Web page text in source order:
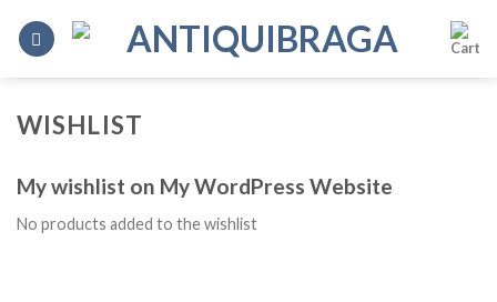
WISHLIST
My wishlist on My WordPress Website
No products added to the wishlist